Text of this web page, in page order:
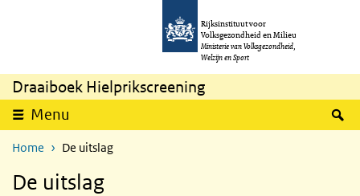
Rijksinstituut voor
Volksgezondheid en Milieu
Ministerie van Volksgezondheid,
Welzijn en Sport
Draaiboek Hielprikscreening
Menu
Home De uitslag
De uitslag